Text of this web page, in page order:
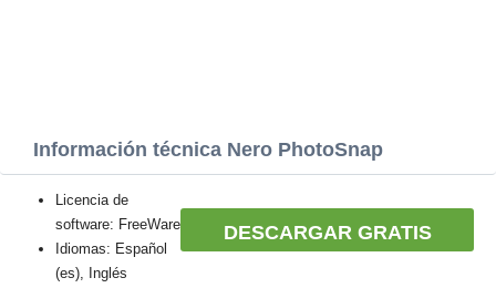
Información técnica Nero PhotoSnap
DESCARGAR GRATIS
Licencia de
software: FreeWare
Idiomas: Español
(es), Inglés